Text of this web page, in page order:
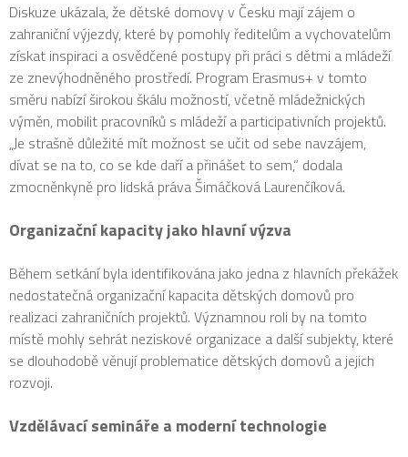
Diskuze ukázala, že dětské domovy v Česku mají zájem o
zahraniční výjezdy, které by pomohly ředitelům a vychovatelům
získat inspiraci a osvědčené postupy při práci s dětmi a mládeží
ze znevýhodněného prostředí. Program Erasmus+ v tomto
směru nabízí širokou škálu možností, včetně mládežnických
výměn, mobilit pracovníků s mládeží a participativních projektů.
„Je strašně důležité mít možnost se učit od sebe navzájem,
dívat se na to, co se kde daří a přinášet to sem,“ dodala
zmocněnkyně pro lidská práva Šimáčková Laurenčíková.
Organizační kapacity jako hlavní výzva
Během setkání byla identifikována jako jedna z hlavních překážek
nedostatečná organizační kapacita dětských domovů pro
realizaci zahraničních projektů. Významnou roli by na tomto
místě mohly sehrát neziskové organizace a další subjekty, které
se dlouhodobě věnují problematice dětských domovů a jejich
rozvoji.
Vzdělávací semináře a moderní technologie